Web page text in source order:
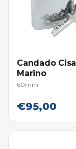
Candado Cisa
Marino
60mm
€95,00